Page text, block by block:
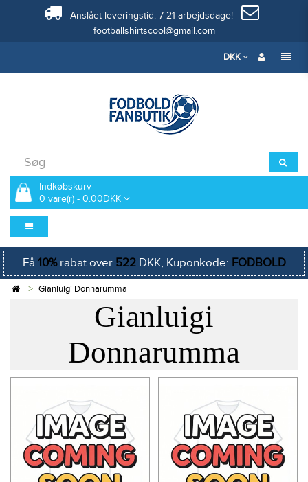
Anslået leveringstid: 7-21 arbejdsdage!
footballshirtscool@gmail.com
DKK
Indkøbskurv
0 vare(r) - 0.00DKK
Få 10%rabat over 522DKK, Kuponkode: FODBOLD
Gianluigi Donnarumma
Gianluigi
Donnarumma